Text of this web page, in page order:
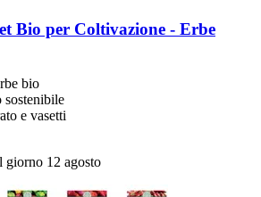
Bio per Coltivazione -​ Erbe
bio
sostenibile
e vasetti
giorno 12 agosto